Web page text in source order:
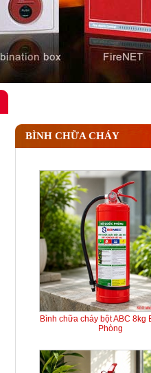
BÌNH CHỮA CHÁY
Bình chữa cháy bột ABC 8kg
Phòng